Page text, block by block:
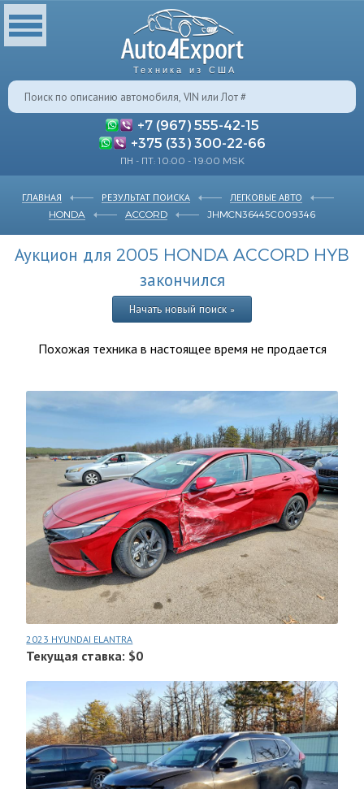
Техника из США
+7 (967) 555-42-15
+375 (33) 300-22-66
ПН - ПТ: 10:00 - 19:00 MSK
ГЛАВНАЯ РЕЗУЛЬТАТ ПОИСКА
ЛЕГКОВЫЕ АВТО
HONDA
ACCORD JHMCN36445C009346
Аукцион для 2005 HONDA ACCORD HYB
закончился
Начать новый поиск »
Похожая техника в настоящее время не продается
2023 HYUNDAI ELANTRA
Текущая ставка: $0